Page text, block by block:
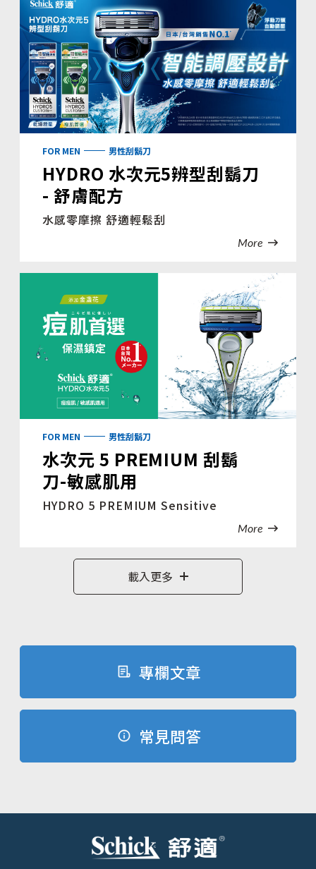
FOR MEN 男性刮鬍刀
HYDRO 水次元5辨型刮鬍刀
- 舒膚配方
水感零摩擦 舒適輕鬆刮
More
FOR MEN 男性刮鬍刀
水次元 5 PREMIUM 刮鬍
刀-敏感肌用
HYDRO 5 PREMIUM Sensitive
More
載入更多
專欄文章
常見問答